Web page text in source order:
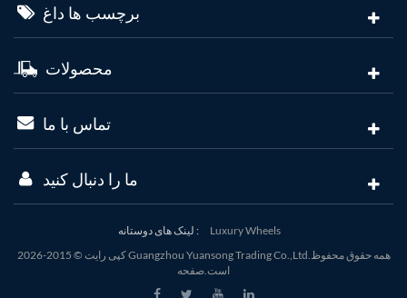
برچسب ها داغ
محصولات
تماس با ما
ما را دنبال کنید
لینک های دوستانه :
Luxury Wheels
کپی رایت © 2015-2026 Guangzhou Yuansong Trading Co.,Ltd.همه حقوق محفوظ
است.صفحه